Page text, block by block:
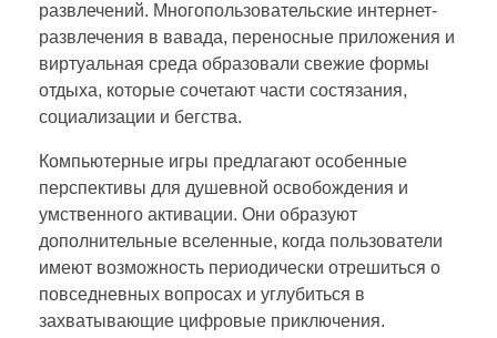
развлечений. Многопользовательские интернет-
развлечения в вавада, переносные приложения и
виртуальная среда образовали свежие формы
отдыха, которые сочетают части состязания,
социализации и бегства.
Компьютерные игры предлагают особенные
перспективы для душевной освобождения и
умственного активации. Они образуют
дополнительные вселенные, когда пользователи
имеют возможность периодически отрешиться о
повседневных вопросах и углубиться в
захватывающие цифровые приключения.